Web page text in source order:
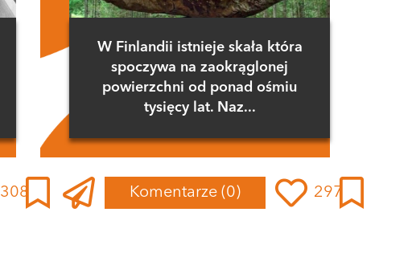
308
W Finlandii istnieje skała która
spoczywa na zaokrąglonej
powierzchni od ponad ośmiu
tysięcy lat. Naz...
Komentarze (0) 297